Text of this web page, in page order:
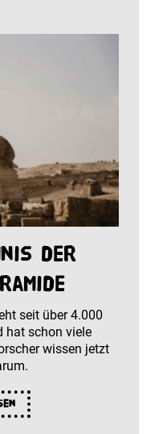
der
seit über 4.000
hat schon viele
wissen jetzt